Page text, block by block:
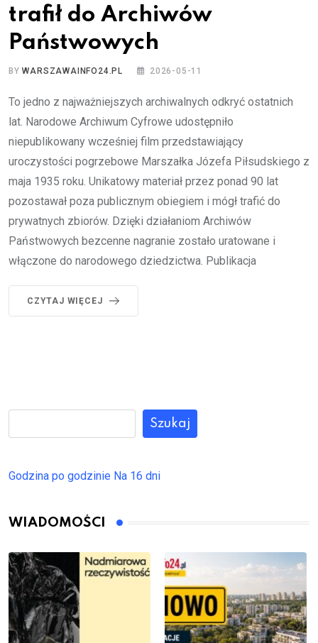
trafił do Archiwów
Państwowych
BYWARSZAWAINFO24.PL 2026-05-11
To jedno z najważniejszych archiwalnych odkryć ostatnich
lat. Narodowe Archiwum Cyfrowe udostępniło
niepublikowany wcześniej film przedstawiający
uroczystości pogrzebowe Marszałka Józefa Piłsudskiego z
maja 1935 roku. Unikatowy materiał przez ponad 90 lat
pozostawał poza publicznym obiegiem i mógł trafić do
prywatnych zbiorów. Dzięki działaniom Archiwów
Państwowych bezcenne nagranie zostało uratowane i
włączone do narodowego dziedzictwa. Publikacja
CZYTAJ WIĘCEJ
Szukaj
Godzina po godzinie Na 16 dni
WIADOMOŚCI